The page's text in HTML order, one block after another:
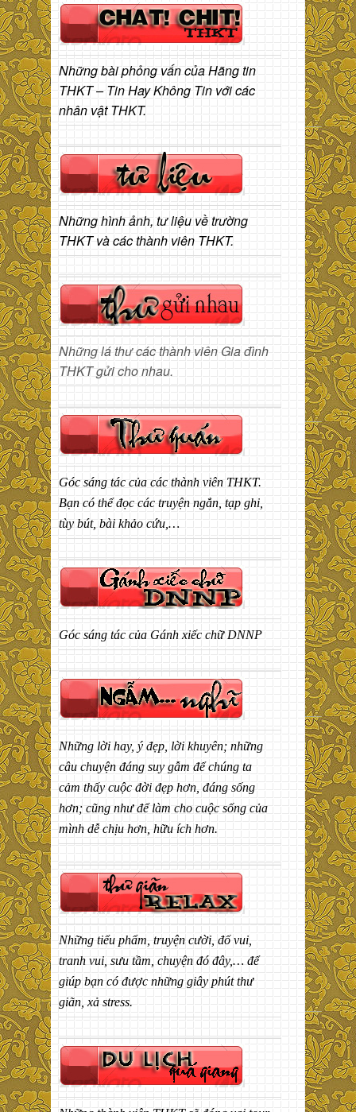
Những bài phỏng vấn của Hãng tin
THKT – Tin Hay Không Tin với các
nhân vật THKT.
Những hình ảnh, tư liệu về trường
THKT và các thành viên THKT.
Những lá thư các thành viên Gia đình
THKT gửi cho nhau.
Góc sáng tác của các thành viên THKT.
Bạn có thể đọc các truyện ngắn, tạp ghi,
tùy bút, bài khảo cứu,…
Góc sáng tác của Gánh xiếc chữ DNNP
Những lời hay, ý đẹp, lời khuyên; những
câu chuyện đáng suy gẫm để chúng ta
cảm thấy cuộc đời đẹp hơn, đáng sống
hơn; cũng như để làm cho cuộc sống của
mình dễ chịu hơn, hữu ích hơn.
Những tiểu phẩm, truyện cười, đố vui,
tranh vui, sưu tầm, chuyện đó đây,… để
giúp bạn có được những giây phút thư
giãn, xả stress.